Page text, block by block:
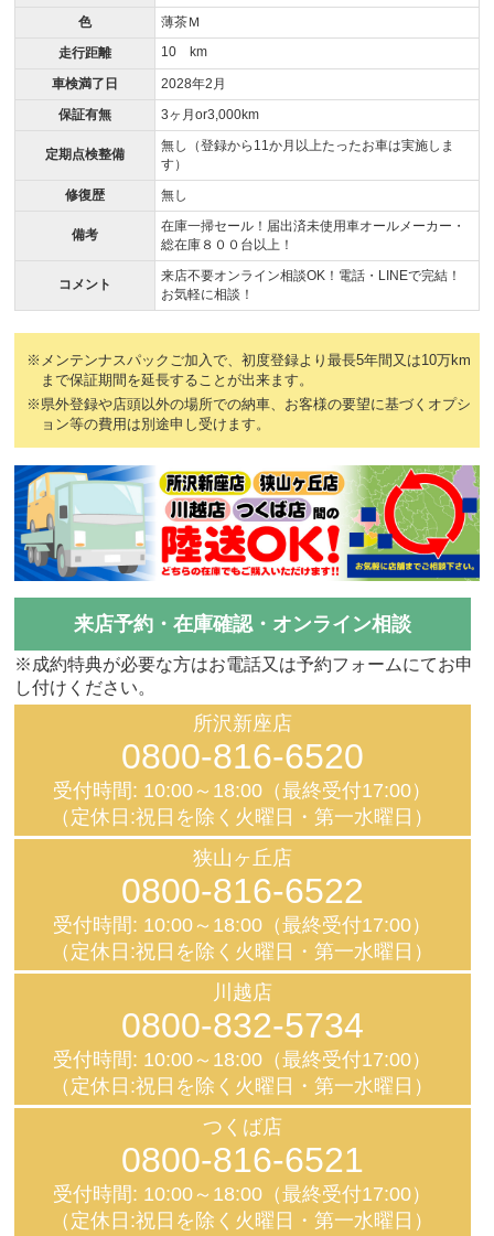
色
薄茶Ｍ
走行距離
10 km
車検満了日
2028年2月
保証有無
3ヶ月or3,000km
定期点検整備
無し（登録から11か月以上たったお車は実施しま
す）
修復歴
無し
備考
在庫一掃セール！届出済未使用車オールメーカー・
総在庫８００台以上！
コメント
来店不要オンライン相談OK！電話・LINEで完結！
お気軽に相談！
※メンテンナスパックご加入で、初度登録より最長5年間又は10万km
まで保証期間を延長することが出来ます。
※県外登録や店頭以外の場所での納車、お客様の要望に基づくオプシ
ョン等の費用は別途申し受けます。
来店予約・在庫確認・オンライン相談
※成約特典が必要な方はお電話又は予約フォームにてお申
し付けください。
所沢新座店
0800-816-6520
受付時間: 10:00～18:00（最終受付17:00）
（定休日:祝日を除く火曜日・第一水曜日）
狭山ヶ丘店
0800-816-6522
受付時間: 10:00～18:00（最終受付17:00）
（定休日:祝日を除く火曜日・第一水曜日）
川越店
0800-832-5734
受付時間: 10:00～18:00（最終受付17:00）
（定休日:祝日を除く火曜日・第一水曜日）
つくば店
0800-816-6521
受付時間: 10:00～18:00（最終受付17:00）
（定休日:祝日を除く火曜日・第一水曜日）